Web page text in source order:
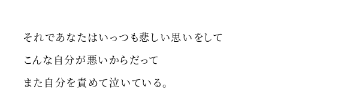
それであなたはいっつも悲しい思いをして
こんな自分が悪いからだって
また自分を責めて泣いている。